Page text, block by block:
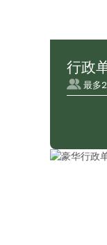
行政
最多